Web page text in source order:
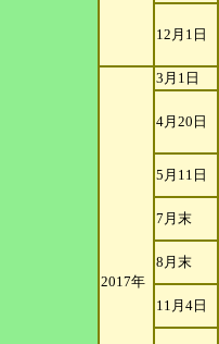
12月1日
2017年
3月1日
4月20日
5月11日
7月末
8月末
11月4日